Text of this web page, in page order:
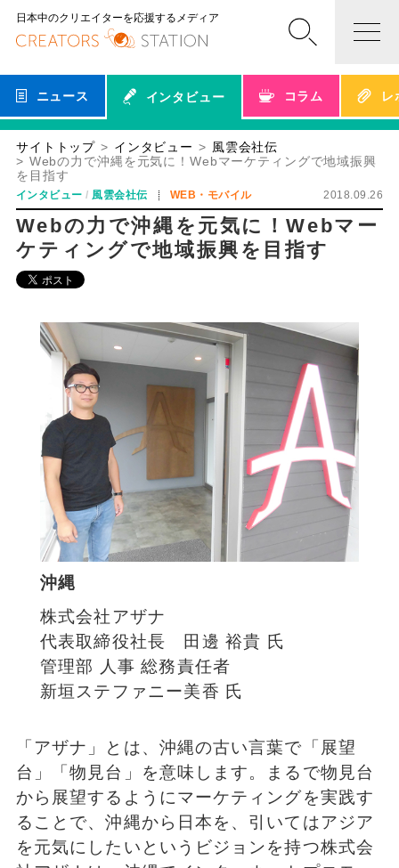
日本中のクリエイターを応援するメディア
ニュース インタビュー コラム レ
サイトトップ インタビュー
風雲会社伝
Webの力で沖縄を元気に！Webマーケティングで地域振興
を目指す
インタビュー 風雲会社伝 WEB・モバイル 2018.09.26
Webの力で沖縄を元気に！Webマー
ケティングで地域振興を目指す
沖縄
株式会社アザナ
代表取締役社長 田邊 裕貴 氏
管理部 人事 総務責任者
新垣ステファニー美香 氏
「アザナ」とは、沖縄の古い言葉で「展望
台」「物見台」を意味します。まるで物見台
から展望するようにマーケティングを実践す
ることで、沖縄から日本を、引いてはアジア
を元気にしたいというビジョンを持つ株式会